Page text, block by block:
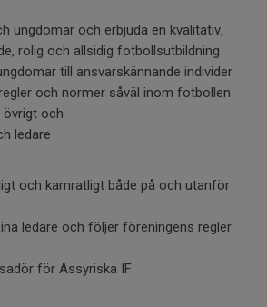
ungdomar och erbjuda en kvalitativ,
rolig och allsidig fotbollsutbildning
till ansvarskännande individer
och normer såväl inom fotbollen
övrigt och
ledare
och kamratligt både på och utanför
ledare och följer föreningens regler
för Assyriska IF